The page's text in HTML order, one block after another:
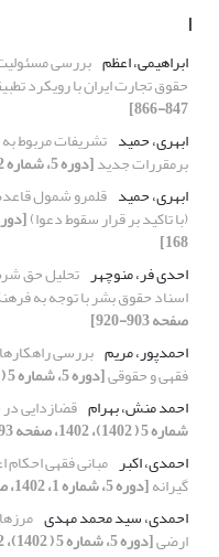
ا
ابراهیمی، اعظم بررسی
حقوق تجارت ایران با رویکرد
847-866]
ابهری، حمید تشریفات مربوط
برمقررات جدید[دوره 5، شماره 2، 1402، صفحه 163-180]
ابهری، حمید قلمرو شمول
(با تاکید بر قرار سقوط دعوا)
168]
احدی‏ فر، منوچهر تحلیل حق
اسناد حقوق بشر با توجه به
صفحه 903-920]
احمدپور، مریم بررسی
فقهی و حقوقی[دوره 5، شماره 5 ( 1402)، 1402، صفحه 279-296]
احمد منش، بهرام قضازدایی
شماره 5 ( 1402)، 1402، صفحه 493-512]
احمدی، اکبر مبانی فقهی احکام
گیرانه[دوره 5، شماره 1، 1402، صفحه 224-236]
احمدی، سید محمد مهدی
ارضی[دوره 5، شماره 5 ( 1402)، 1402]